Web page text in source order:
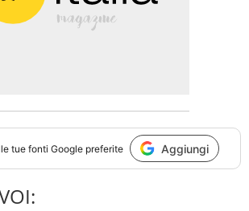
tue fonti Google preferite Aggiungi